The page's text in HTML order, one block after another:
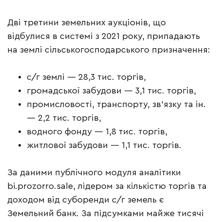
Дві третини земельних аукціонів, що
відбулися в системі з 2021 року, припадають
на землі сільськогосподарського призначення:
с/г землі — 28,3 тис. торгів,
громадської забудови — 3,1 тис. торгів,
промисловості, транспорту, зв’язку та ін.
— 2,2 тис. торгів,
водного фонду — 1,8 тис. торгів,
житлової забудови — 1,1 тис. торгів.
За даними публічного модуля аналітики
bi.prozorro.sale, лідером за кількістю торгів та
доходом від суборенди с/г земель є
Земельний банк. За підсумками майже тисячі